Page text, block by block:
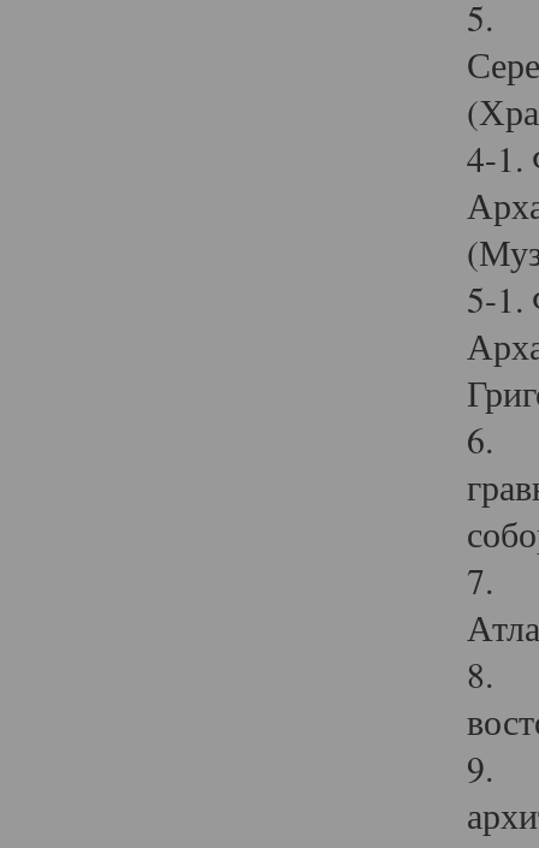
5.
4-1.
5-1.
6.
7.
8.
9.